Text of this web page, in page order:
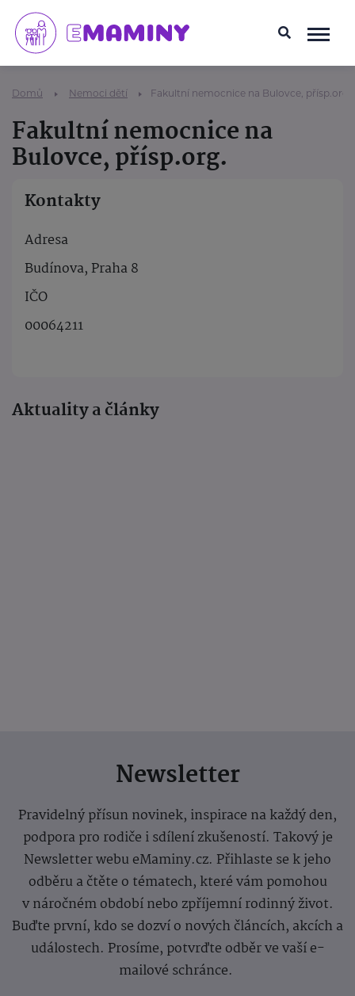
Domů Nemoci dětí Fakultní nemocnice na Bulovce, přísp.org.
Fakultní nemocnice na
Bulovce, přísp.org.
Kontakty
Adresa
Budínova, Praha 8
IČO
00064211
Aktuality a články
Newsletter
Pravidelný přísun novinek, inspirace na každý den,
podpora pro rodiče i sdílení zkušeností. Takový je
Newsletter webu eMaminy.cz. Přihlaste se k jeho
odběru a čtěte o tématech, které vám pomohou
v náročném období nebo zpříjemní rodinný život.
Buďte první, kdo se dozví o nových článcích, akcích a
událostech. Prosíme, potvrďte odběr ve vaší e-
mailové schránce.